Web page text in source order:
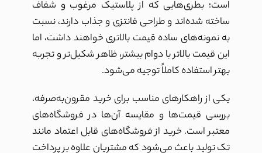
است؛ بطری‌هایی که از پلاستیک مرغوب و شفاف
ساخته شده‌اند و طراحی فانتزی و جذاب دارند، نسبت
به نمونه‌های ساده قیمت بالاتری خواهند داشت، اما
این قیمت بالاتر با دوام بیشتر، ظاهر شکیل‌تر و تجربه
بهتر استفاده کاملاً توجیه می‌شود.
یکی از راهکارهای مناسب برای خرید مقرون‌به‌صرفه،
بررسی قیمت‌ها و مقایسه آن‌ها در فروشگاه‌های
معتبر است. خرید از فروشگاه‌های قابل اعتماد مانند
تک تولید باعث می‌شود که مشتریان علاوه بر پرداخت